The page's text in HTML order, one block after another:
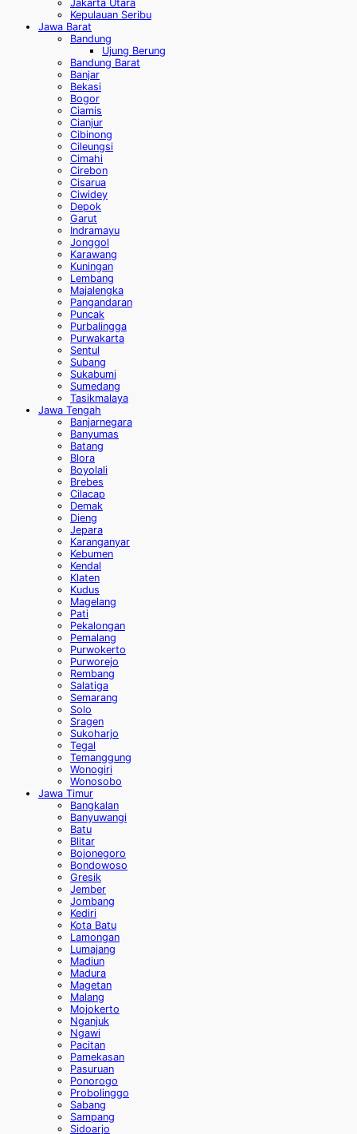
Jakarta Utara
Kepulauan Seribu
Jawa Barat
Bandung
Ujung Berung
Bandung Barat
Banjar
Bekasi
Bogor
Ciamis
Cianjur
Cibinong
Cileungsi
Cimahi
Cirebon
Cisarua
Ciwidey
Depok
Garut
Indramayu
Jonggol
Karawang
Kuningan
Lembang
Majalengka
Pangandaran
Puncak
Purbalingga
Purwakarta
Sentul
Subang
Sukabumi
Sumedang
Tasikmalaya
Jawa Tengah
Banjarnegara
Banyumas
Batang
Blora
Boyolali
Brebes
Cilacap
Demak
Dieng
Jepara
Karanganyar
Kebumen
Kendal
Klaten
Kudus
Magelang
Pati
Pekalongan
Pemalang
Purwokerto
Purworejo
Rembang
Salatiga
Semarang
Solo
Sragen
Sukoharjo
Tegal
Temanggung
Wonogiri
Wonosobo
Jawa Timur
Bangkalan
Banyuwangi
Batu
Blitar
Bojonegoro
Bondowoso
Gresik
Jember
Jombang
Kediri
Kota Batu
Lamongan
Lumajang
Madiun
Madura
Magetan
Malang
Mojokerto
Nganjuk
Ngawi
Pacitan
Pamekasan
Pasuruan
Ponorogo
Probolinggo
Sabang
Sampang
Sidoarjo